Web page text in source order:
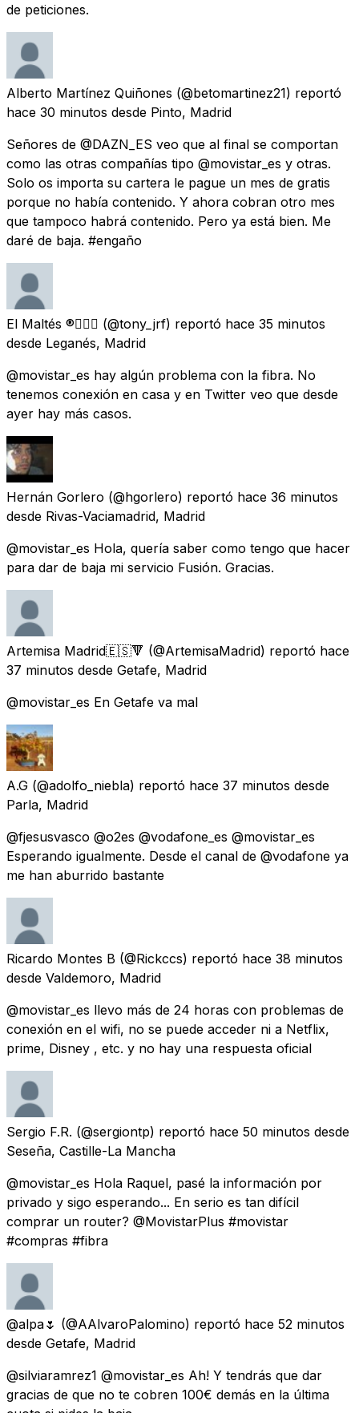
de peticiones.
Alberto Martínez Quiñones (@betomartinez21) reportó
hace 30 minutos desde Pinto, Madrid
Señores de @DAZN_ES veo que al final se comportan
como las otras compañías tipo @movistar_es y otras.
Solo os importa su cartera le pague un mes de gratis
porque no había contenido. Y ahora cobran otro mes
que tampoco habrá contenido. Pero ya está bien. Me
daré de baja. #engaño
El Maltés ®🏳️‍🌈 (@tony_jrf) reportó hace 35 minutos
desde Leganés, Madrid
@movistar_es hay algún problema con la fibra. No
tenemos conexión en casa y en Twitter veo que desde
ayer hay más casos.
Hernán Gorlero (@hgorlero) reportó hace 36 minutos
desde Rivas-Vaciamadrid, Madrid
@movistar_es Hola, quería saber como tengo que hacer
para dar de baja mi servicio Fusión. Gracias.
Artemisa Madrid🇪🇸🔻 (@ArtemisaMadrid) reportó hace
37 minutos desde Getafe, Madrid
@movistar_es En Getafe va mal
A.G (@adolfo_niebla) reportó hace 37 minutos desde
Parla, Madrid
@fjesusvasco @o2es @vodafone_es @movistar_es
Esperando igualmente. Desde el canal de @vodafone ya
me han aburrido bastante
Ricardo Montes B (@Rickccs) reportó hace 38 minutos
desde Valdemoro, Madrid
@movistar_es llevo más de 24 horas con problemas de
conexión en el wifi, no se puede acceder ni a Netflix,
prime, Disney , etc. y no hay una respuesta oficial
Sergio F.R. (@sergiontp) reportó hace 50 minutos desde
Seseña, Castille-La Mancha
@movistar_es Hola Raquel, pasé la información por
privado y sigo esperando... En serio es tan difícil
comprar un router? @MovistarPlus #movistar
#compras #fibra
@alpa🌷 (@AAlvaroPalomino) reportó hace 52 minutos
desde Getafe, Madrid
@silviaramrez1 @movistar_es Ah! Y tendrás que dar
gracias de que no te cobren 100€ demás en la última